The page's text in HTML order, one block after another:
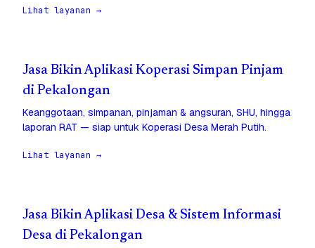
Lihat layanan →
Jasa Bikin Aplikasi Koperasi Simpan Pinjam
di Pekalongan
Keanggotaan, simpanan, pinjaman & angsuran, SHU, hingga
laporan RAT — siap untuk Koperasi Desa Merah Putih.
Lihat layanan →
Jasa Bikin Aplikasi Desa & Sistem Informasi
Desa di Pekalongan